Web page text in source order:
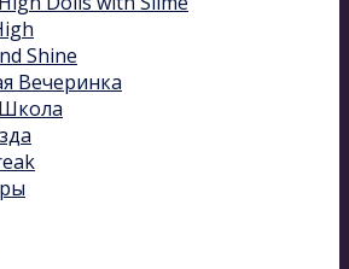
Shine
Вечеринка